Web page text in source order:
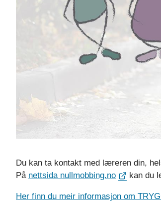
Du kan ta kontakt med læreren din,
På nettsida nullmobbing.no kan du
Her finn du meir informasjon om